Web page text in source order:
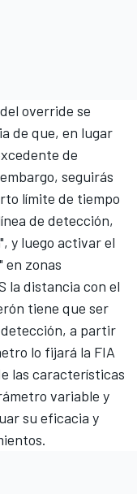
override se
de que, en lugar
de
seguirás
límite de tiempo
de detección,
y luego activar el
en zonas
la distancia con el
tiene que ser
a partir
lo fijará la FIA
las características
variable y
su eficacia y